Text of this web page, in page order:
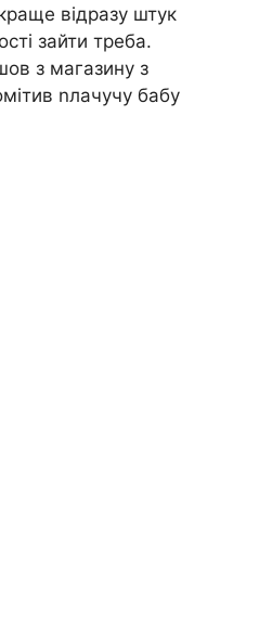
відразу штук
зайти треба.
з магазину з
nлачучу бабу